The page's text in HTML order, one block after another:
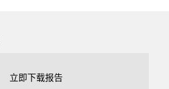
立即下载报告